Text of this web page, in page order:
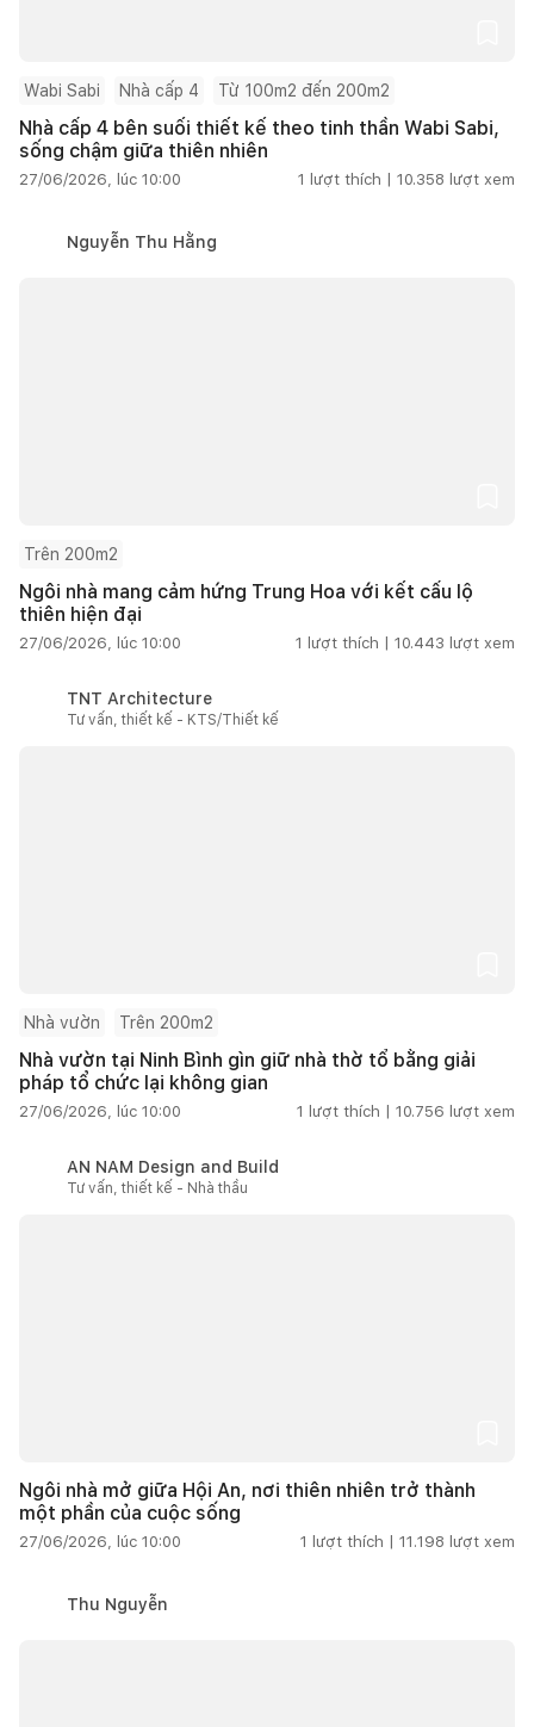
Wabi Sabi Nhà cấp 4 Từ 100m2 đến 200m2
Nhà cấp 4 bên suối thiết kế theo tinh thần Wabi Sabi,
sống chậm giữa thiên nhiên
27/06/2026, lúc 10:00 1 lượt thích | 10.358 lượt xem
Nguyễn Thu Hằng
Trên 200m2
Ngôi nhà mang cảm hứng Trung Hoa với kết cấu lộ
thiên hiện đại
27/06/2026, lúc 10:00 1 lượt thích | 10.443 lượt xem
TNT Architecture
Tư vấn, thiết kế - KTS/Thiết kế
Nhà vườn Trên 200m2
Nhà vườn tại Ninh Bình gìn giữ nhà thờ tổ bằng giải
pháp tổ chức lại không gian
27/06/2026, lúc 10:00 1 lượt thích | 10.756 lượt xem
AN NAM Design and Build
Tư vấn, thiết kế - Nhà thầu
Ngôi nhà mở giữa Hội An, nơi thiên nhiên trở thành
một phần của cuộc sống
27/06/2026, lúc 10:00 1 lượt thích | 11.198 lượt xem
Thu Nguyễn